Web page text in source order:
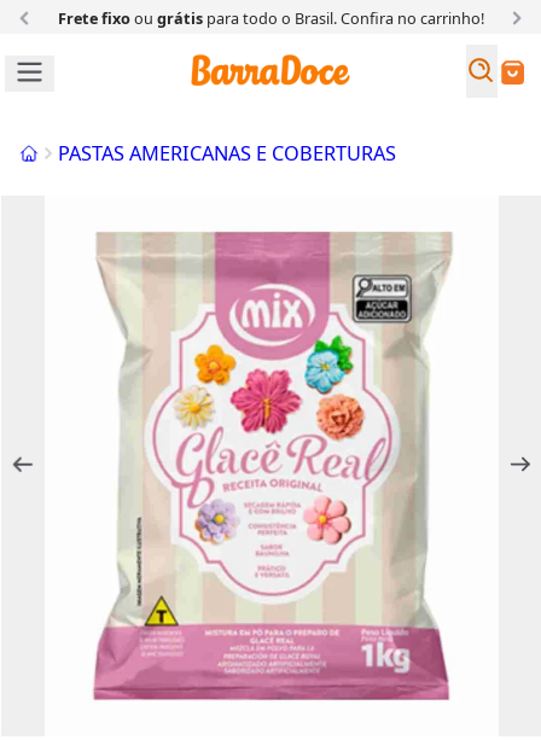
Frete fixoou grátispara todo o Brasil. Confira no carrinho!
Buscar
InícioPASTAS AMERICANAS E COBERTURAS